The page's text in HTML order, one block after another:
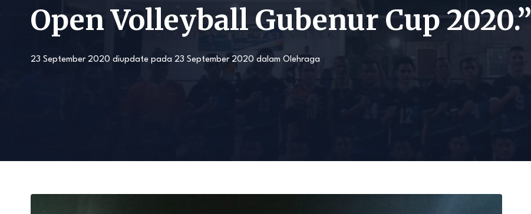
Open Volleyball Gubenur Cup 2020.”
23 September 2020 diupdate pada 23 September 2020 dalam Olehraga